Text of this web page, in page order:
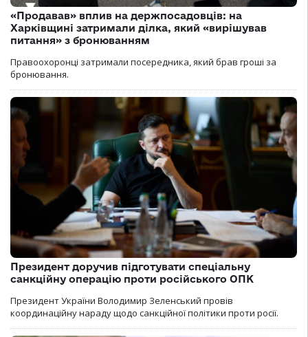
«Продавав» вплив на держпосадовців: на
Харківщині затримали ділка, який «вирішував
питання» з бронюванням
Правоохоронці затримали посередника, який брав гроші за
бронювання.
Президент доручив підготувати спеціальну
санкційну операцію проти російського ОПК
Президент України Володимир Зеленський провів
координаційну нараду щодо санкційної політики проти росії.